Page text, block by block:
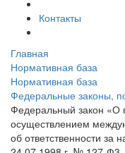
Контакты
Главная
Нормативная база
Нормативная база
Федеральные законы,
Федеральный закон «О
осуществлением
об ответственности за